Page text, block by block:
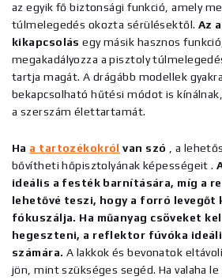
az egyik fő biztonsági funkció, amely
túlmelegedés okozta sérülésektől. Az
kikapcsolás egy másik hasznos
megakadályozza a pisztoly
tartja magát. A drágább modellek
bekapcsolható hűtési módot is
a szerszám élettartamát.
Ha a tartozékokról van szó
, a
bővítheti hőpisztolyának képességeit .
ideális a festék barnítására, míg a
lehetővé teszi, hogy a forró
fókuszálja. Ha műanyag csöveket
hegeszteni, a reflektor fúvóka
számára. A lakkok és bevonatok
jön, mint szükséges segéd. Ha valaha le